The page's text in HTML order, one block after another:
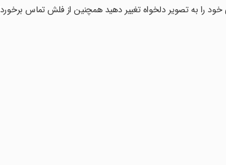
را به تصویر دلخواه تغییر دهید همچنین از فلش تماس